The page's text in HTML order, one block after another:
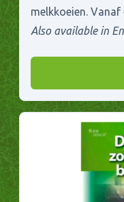
melkkoeien. Vanaf
Also available in